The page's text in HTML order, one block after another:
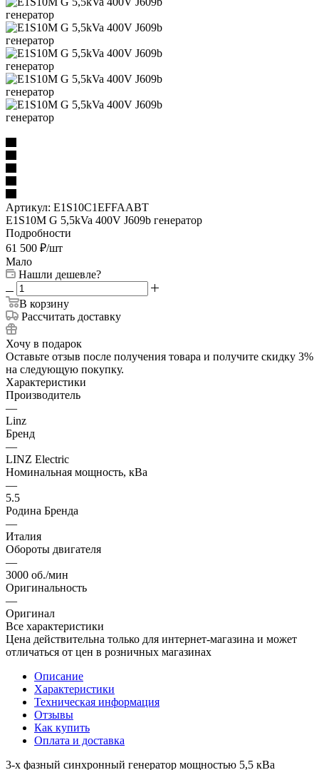
Артикул: E1S10C1EFFAABT
E1S10M G 5,5kVa 400V J609b генератор
Подробности
61 500 ₽/шт
Мало
Нашли дешевле?
В корзину
Рассчитать доставку
Хочу в подарок
Оставьте отзыв после получения товара и получите скидку 3%
на следующую покупку.
Характеристики
Производитель
—
Linz
Бренд
—
LINZ Electric
Номинальная мощность, кВа
—
5.5
Родина Бренда
—
Италия
Обороты двигателя
—
3000 об./мин
Оригинальность
—
Оригинал
Все характеристики
Цена действительна только для интернет-магазина и может
отличаться от цен в розничных магазинах
Описание
Характеристики
Техническая информация
Отзывы
Как купить
Оплата и доставка
3-х фазный синхронный генератор мощностью 5,5 кВа